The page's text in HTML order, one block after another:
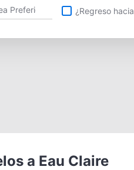
ciudad o aeropuerto o vuelos
¿Regreso
a Eau Claire